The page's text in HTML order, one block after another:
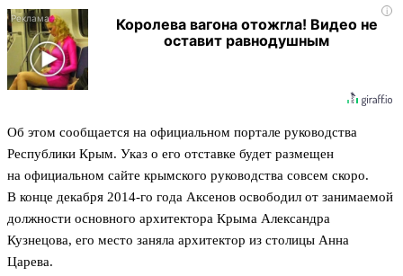
i
Королева вагона отожгла! Видео не
оставит равнодушным
Об этом сообщается на официальном портале руководства
Республики Крым. Указ о его отставке будет размещен
на официальном сайте крымского руководства совсем скоро.
В конце декабря 2014-го года Аксенов освободил от занимаемой
должности основного архитектора Крыма Александра
Кузнецова, его место заняла архитектор из столицы Анна
Царева.